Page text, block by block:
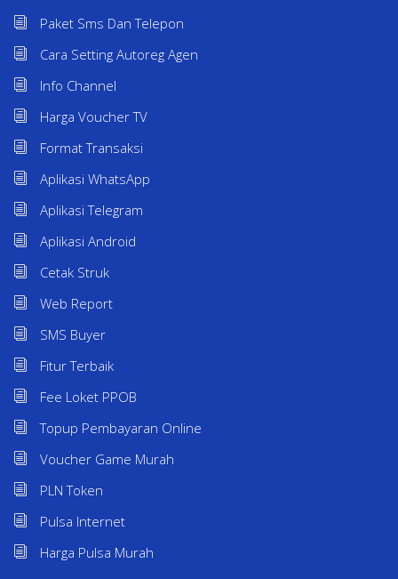
Paket Sms Dan Telepon
Cara Setting Autoreg Agen
Info Channel
Harga Voucher TV
Format Transaksi
Aplikasi WhatsApp
Aplikasi Telegram
Aplikasi Android
Cetak Struk
Web Report
SMS Buyer
Fitur Terbaik
Fee Loket PPOB
Topup Pembayaran Online
Voucher Game Murah
PLN Token
Pulsa Internet
Harga Pulsa Murah